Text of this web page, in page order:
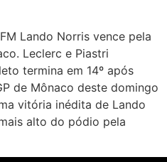
Lando Norris vence pela
Leclerc e Piastri
termina em 14º após
de Mônaco deste domingo
vitória inédita de Lando
alto do pódio pela